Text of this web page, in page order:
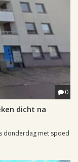
0
dicht na
donderdag met spoed